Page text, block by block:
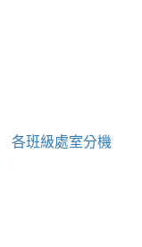
各班級處室分機